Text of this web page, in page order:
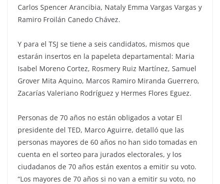
Carlos Spencer Arancibia, Nataly Emma Vargas Vargas y
Ramiro Froilán Canedo Chávez.
Y para el TSJ se tiene a seis candidatos, mismos que
estarán insertos en la papeleta departamental: Maria
Isabel Moreno Cortez, Rosmery Ruiz Martínez, Samuel
Grover Mita Aquino, Marcos Ramiro Miranda Guerrero,
Zacarías Valeriano Rodríguez y Hermes Flores Eguez.
Personas de 70 años no están obligados a votar El
presidente del TED, Marco Aguirre, detalló que las
personas mayores de 60 años no han sido tomadas en
cuenta en el sorteo para jurados electorales, y los
ciudadanos de 70 años están exentos a emitir su voto.
“Los mayores de 70 años si no van a emitir su voto, no